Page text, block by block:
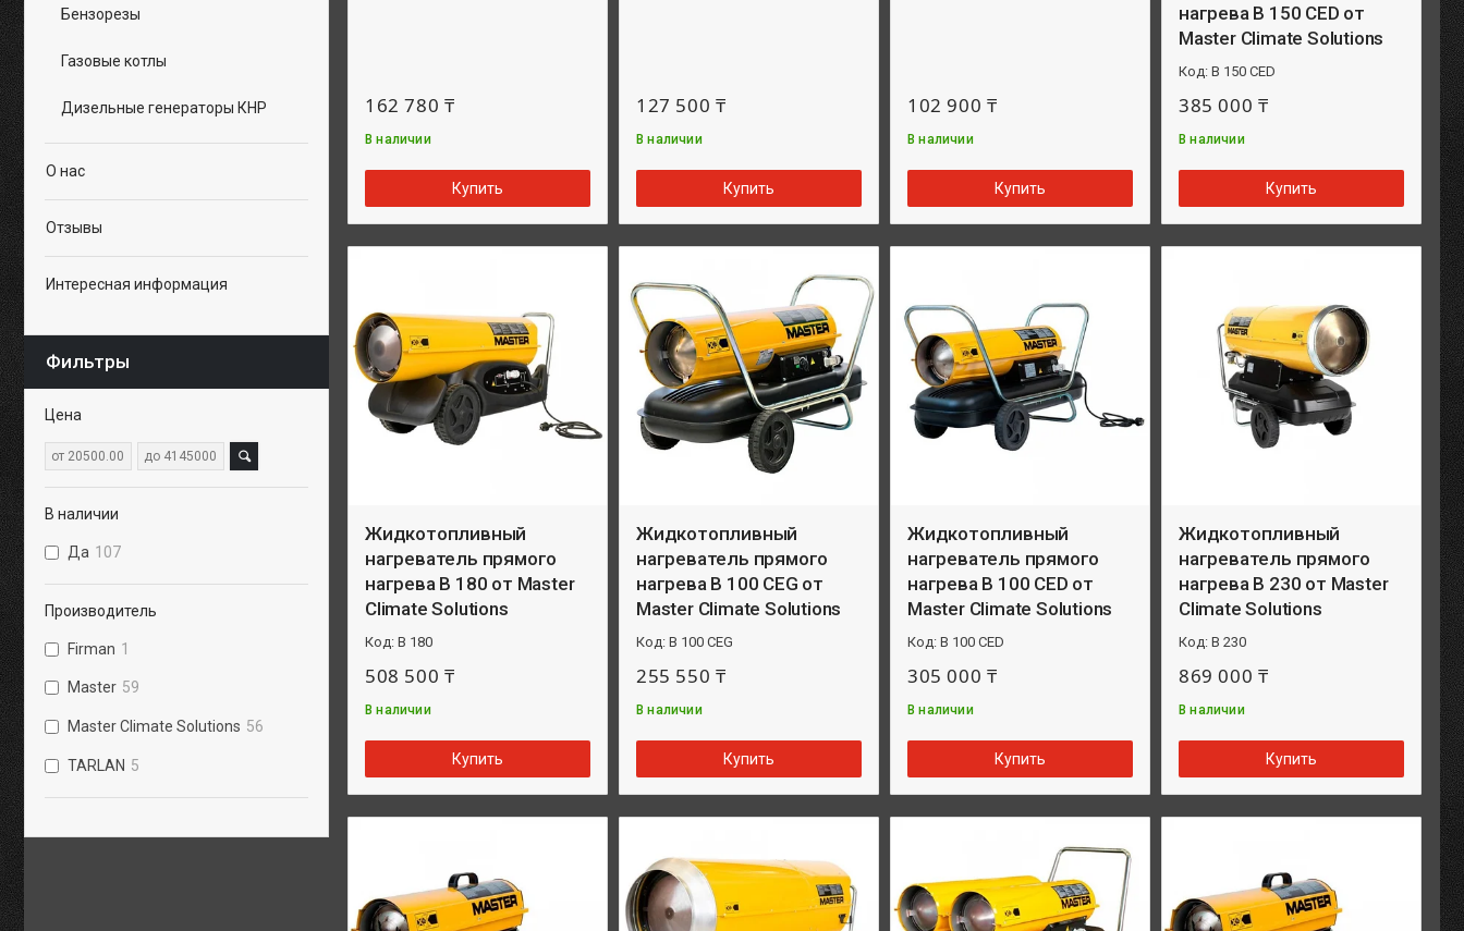
162 780 ₸
В наличии
Купить
127 500 ₸
В наличии
Купить
102 900 ₸
В наличии
Купить
нагрева B 150 CED от
Master Climate Solutions
B 150 CED
385 000 ₸
В наличии
Купить
Жидкотопливный
нагреватель прямого
нагрева B 180 от Master
Climate Solutions
B 180
508 500 ₸
В наличии
Купить
Жидкотопливный
нагреватель прямого
нагрева B 100 CEG от
Master Climate Solutions
B 100 CEG
255 550 ₸
В наличии
Купить
Жидкотопливный
нагреватель прямого
нагрева B 100 CED от
Master Climate Solutions
B 100 CED
305 000 ₸
В наличии
Купить
Жидкотопливный
нагреватель прямого
нагрева B 230 от Master
Climate Solutions
B 230
869 000 ₸
В наличии
Купить
Бензорезы
Газовые котлы
Дизельные генераторы КНР
О нас
Отзывы
Интересная информация
Фильтры
Цена
В наличии
Да 107
Производитель
Firman 1
Master 59
Master Climate Solutions 56
TARLAN 5